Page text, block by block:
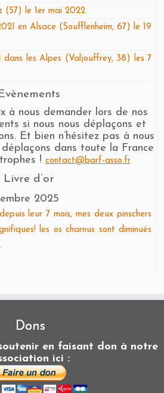
(57) le 1er mai 2022
en Alsace (Soufflenheim, 67) le 19
dans les Alpes (Valjouffrey, 38) les 7
à nous demander lors de nos
si nous nous déplaçons et
Et bien n’hésitez pas à nous
dans toute la France
! contact@barf-asso.fr
Livre d’or
2025
leur 7 mois, mes deux pinschers
les os charnus sont diminués
Dons
en faisant don à notre
ici :